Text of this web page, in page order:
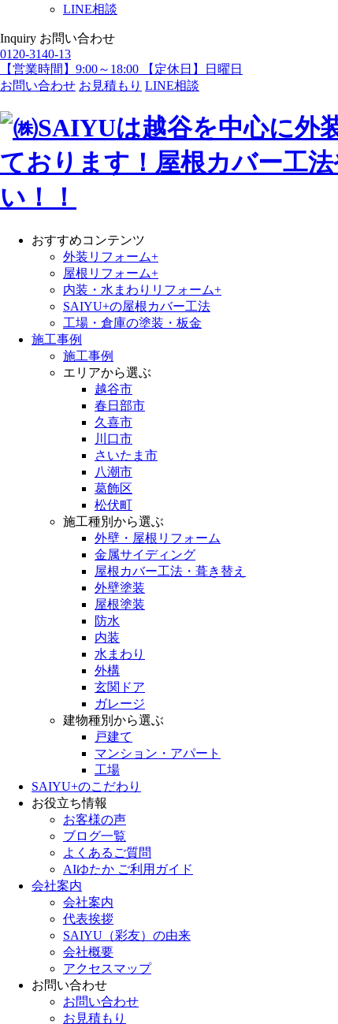
LINE相談
Inquiry お問い合わせ
0120-3140-13
【営業時間】9:00～18:00 【定休日】日曜日
お問い合わせ お見積もり LINE相談
おすすめコンテンツ
外装リフォーム+
屋根リフォーム+
内装・水まわりリフォーム+
SAIYU+の屋根カバー工法
工場・倉庫の塗装・板金
施工事例
施工事例
エリアから選ぶ
越谷市
春日部市
久喜市
川口市
さいたま市
八潮市
葛飾区
松伏町
施工種別から選ぶ
外壁・屋根リフォーム
金属サイディング
屋根カバー工法・葺き替え
外壁塗装
屋根塗装
防水
内装
水まわり
外構
玄関ドア
ガレージ
建物種別から選ぶ
戸建て
マンション・アパート
工場
SAIYU+のこだわり
お役立ち情報
お客様の声
ブログ一覧
よくあるご質問
AIゆたか ご利用ガイド
会社案内
会社案内
代表挨拶
SAIYU（彩友）の由来
会社概要
アクセスマップ
お問い合わせ
お問い合わせ
お見積もり